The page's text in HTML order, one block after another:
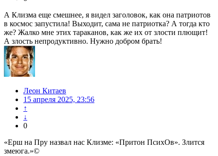
А Клизма еще смешнее, я видел заголовок, как она патриотов
в космос запустила! Выходит, сама не патриотка? А тогда кто
же? Жалко мне этих тараканов, как же их от злости плющит!
А злость непродуктивно. Нужно добром брать!
Леон Китаев
15 апреля 2025, 23:56
↑
↓
0
«Ерш на Пру назвал нас Клизме: «Притон ПсихОв». Злится
змеюга.»©